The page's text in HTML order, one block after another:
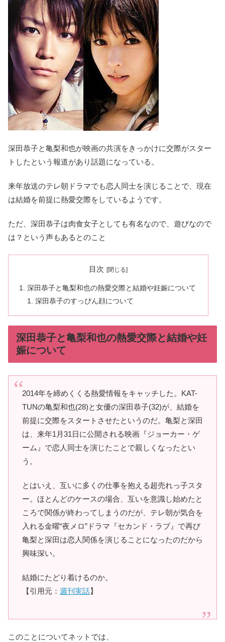
深田恭子と亀梨和也が映画の共演をきっかけに交際がスター
トしたという報道があり話題になっている。
来年放送のテレ朝ドラマでも恋人同士を演じることで、現在
は結婚を前提に熱愛交際をしているようです。
ただ、深田恭子は肉食女子としても有名なので、遊びなので
は？という声もあるとのこと
目次
深田恭子と亀梨和也の熱愛交際と結婚や妊娠について
深田恭子のすっぴん顔について
深田恭子と亀梨和也の熱愛交際と結婚や妊
娠について
2014年を締めくくる熱愛情報をキャッチした。KAT-
TUNの亀梨和也(28)と女優の深田恭子(32)が、結婚を
前提に交際をスタートさせたというのだ。亀梨と深田
は、来年1月31日に公開される映画『ジョーカー・ゲ
ーム』で恋人同士を演じたことで親しくなったとい
う。
とはいえ、互いに多くの仕事を抱える超売れっ子スタ
ー。ほとんどのケースの場合、互いを意識し始めたと
ころで関係が終わってしまうのだが、テレ朝が気合を
入れる金曜“夜メロ”ドラマ『セカンド・ラブ』で再び
亀梨と深田は恋人関係を演じることになったのだから
興味深い。
結婚にたどり着けるのか。
【引用元： 週刊実話】
このことについてネットでは、